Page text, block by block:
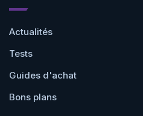
Actualités
Tests
Guides d'achat
Bons plans